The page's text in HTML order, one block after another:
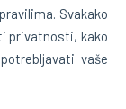
Svakako
privatnosti, kako
vaše